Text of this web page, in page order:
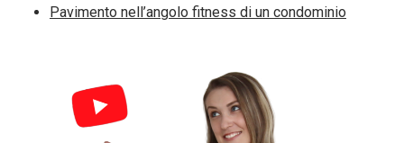
Pavimento nell’angolo fitness di un condominio